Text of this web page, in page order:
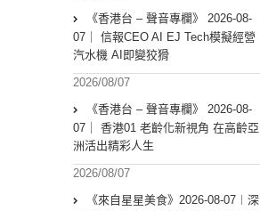
《香港台 – 聲音專欄》 2026-08-
07｜ 信報CEO AI EJ Tech模擬經營
汽水機 AI即變狡猾
2026/08/07
《香港台 – 聲音專欄》 2026-08-
07｜ 香港01 老齡化新視角 在高齡亞
洲活出精彩人生
2026/08/07
《來自星星美食》2026-08-07︱深